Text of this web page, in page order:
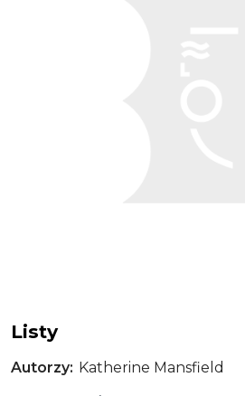
Listy
Autorzy Katherine Mansfield